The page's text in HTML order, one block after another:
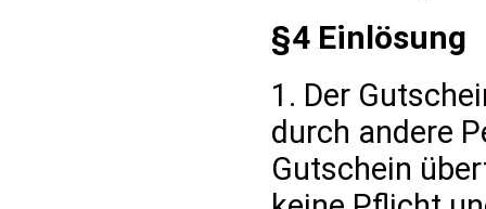
§4 Einlösung
1. Der
durch andere
Gutschein